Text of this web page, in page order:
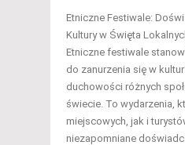
Etniczne Festiwale:
Kultury w Święta
Etniczne festiwale
do zanurzenia się w
duchowości różnych
świecie. To wydarzenia,
miejscowych, jak i
niezapomniane